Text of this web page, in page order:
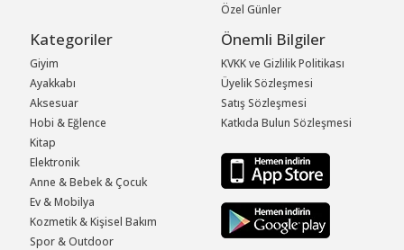
Özel Günler
Kategoriler
Giyim
Ayakkabı
Aksesuar
Hobi & Eğlence
Kitap
Elektronik
Anne & Bebek & Çocuk
Ev & Mobilya
Kozmetik & Kişisel Bakım
Spor & Outdoor
Önemli Bilgiler
KVKK ve Gizlilik Politikası
Üyelik Sözleşmesi
Satış Sözleşmesi
Katkıda Bulun Sözleşmesi